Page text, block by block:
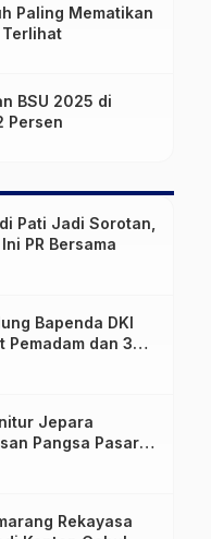
Paling Mematikan
Terlihat
BSU 2025 di
Persen
Pati Jadi Sorotan,
PR Bersama
Bapenda DKI
Pemadam dan 3
Angin
Jepara
Pangsa Pasar
Rekayasa